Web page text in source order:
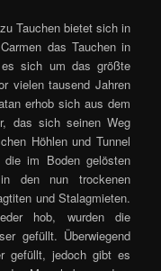
Tauchen bietet sich in
das Tauchen in
sich um das größte
vielen tausend Jahren
erhob sich aus dem
das sich seinen Weg
Höhlen und Tunnel
die im Boden gelösten
den nun trockenen
und Stalagmieten.
hob, wurden die
gefüllt. Überwiegend
gefüllt, jedoch gibt es